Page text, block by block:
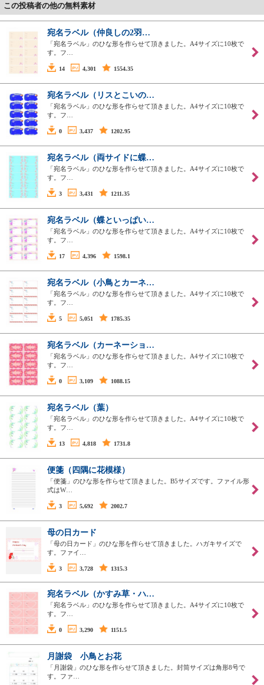
この投稿者の他の無料素材
宛名ラベル（仲良しの2羽…
「宛名ラベル」のひな形を作らせて頂きました。A4サイズに10枚で
す。フ…
14 4,301 1554.35
宛名ラベル（リスとこいの…
「宛名ラベル」のひな形を作らせて頂きました。A4サイズに10枚で
す。フ…
0 3,437 1202.95
宛名ラベル（両サイドに蝶…
「宛名ラベル」のひな形を作らせて頂きました。A4サイズに10枚で
す。フ…
3 3,431 1211.35
宛名ラベル（蝶といっぱい…
「宛名ラベル」のひな形を作らせて頂きました。A4サイズに10枚で
す。フ…
17 4,396 1598.1
宛名ラベル（小鳥とカーネ…
「宛名ラベル」のひな形を作らせて頂きました。A4サイズに10枚で
す。フ…
5 5,051 1785.35
宛名ラベル（カーネーショ…
「宛名ラベル」のひな形を作らせて頂きました。A4サイズに10枚で
す。フ…
0 3,109 1088.15
宛名ラベル（葉）
「宛名ラベル」のひな形を作らせて頂きました。A4サイズに10枚で
す。フ…
13 4,818 1731.8
便箋（四隅に花模様）
「便箋」のひな形を作らせて頂きました。B5サイズです。ファイル形
式はW…
3 5,692 2002.7
母の日カード
「母の日カード」のひな形を作らせて頂きました。ハガキサイズで
す。ファイ…
3 3,728 1315.3
宛名ラベル（かすみ草・ハ…
「宛名ラベル」のひな形を作らせて頂きました。A4サイズに10枚で
す。フ…
0 3,290 1151.5
月謝袋 小鳥とお花
「月謝袋」のひな形を作らせて頂きました。封筒サイズは角形8号で
す。ファ…